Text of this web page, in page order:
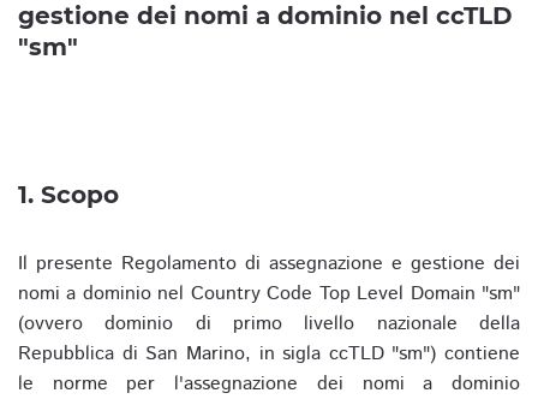
gestione dei nomi a dominio nel ccTLD
"sm"
1. Scopo
Il presente Regolamento di assegnazione e gestione dei
nomi a dominio nel Country Code Top Level Domain "sm"
(ovvero dominio di primo livello nazionale della
Repubblica di San Marino, in sigla ccTLD "sm") contiene
le norme per l'assegnazione dei nomi a dominio